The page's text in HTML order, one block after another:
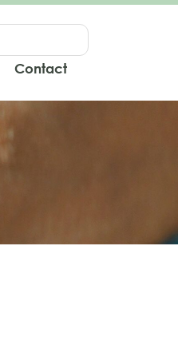
Contact